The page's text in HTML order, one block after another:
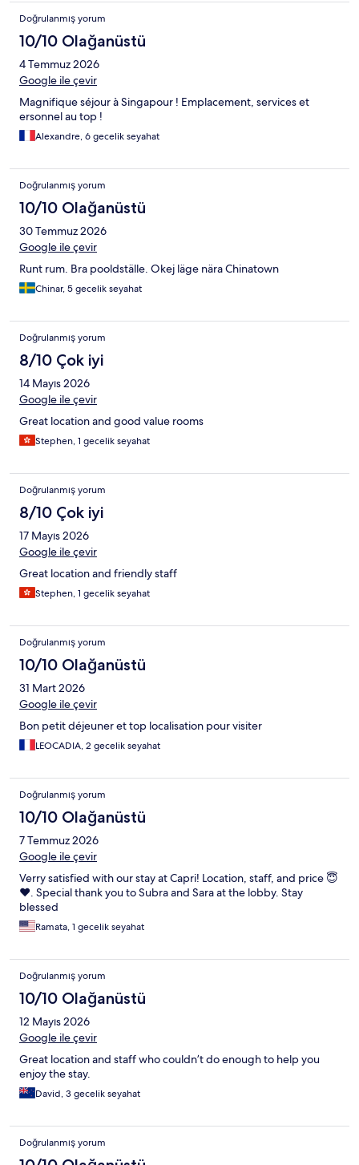
Doğrulanmış yorum
10/10 Olağanüstü
4 Temmuz 2026
Google ile çevir
Magnifique séjour à Singapour ! Emplacement, services et
ersonnel au top !
Alexandre, 6 gecelik seyahat
Doğrulanmış yorum
10/10 Olağanüstü
30 Temmuz 2026
Google ile çevir
Runt rum. Bra pooldställe. Okej läge nära Chinatown
Chinar, 5 gecelik seyahat
Doğrulanmış yorum
8/10 Çok iyi
14 Mayıs 2026
Google ile çevir
Great location and good value rooms
Stephen, 1 gecelik seyahat
Doğrulanmış yorum
8/10 Çok iyi
17 Mayıs 2026
Google ile çevir
Great location and friendly staff
Stephen, 1 gecelik seyahat
Doğrulanmış yorum
10/10 Olağanüstü
31 Mart 2026
Google ile çevir
Bon petit déjeuner et top localisation pour visiter
LEOCADIA, 2 gecelik seyahat
Doğrulanmış yorum
10/10 Olağanüstü
7 Temmuz 2026
Google ile çevir
Verry satisfied with our stay at Capri! Location, staff, and price 😇
❤️. Special thank you to Subra and Sara at the lobby. Stay
blessed
Ramata, 1 gecelik seyahat
Doğrulanmış yorum
10/10 Olağanüstü
12 Mayıs 2026
Google ile çevir
Great location and staff who couldn’t do enough to help you
enjoy the stay.
David, 3 gecelik seyahat
Doğrulanmış yorum